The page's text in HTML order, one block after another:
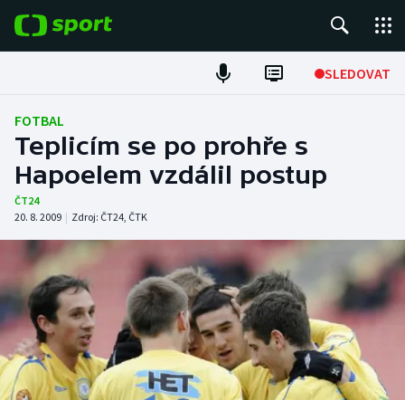
SLEDOVAT
Fotbal
Hokej
Tenis
Atletika
Cyklistika
DALŠÍ SPORTY
Americký fotbal
NEPŘEHLÉDNĚTE
FOTBAL
Teplicím se po prohře s
Hapoelem vzdálil postup
ČT24
20. 8. 2009 | Zdroj: ČT24, ČTK